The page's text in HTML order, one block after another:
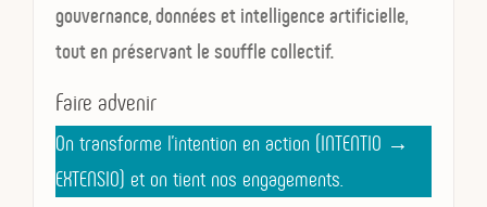
gouvernance, données et intelligence artificielle,
tout en préservant le souffle collectif.
Faire advenir
On transforme l’intention en action (INTENTIO →
EXTENSIO) et on tient nos engagements.